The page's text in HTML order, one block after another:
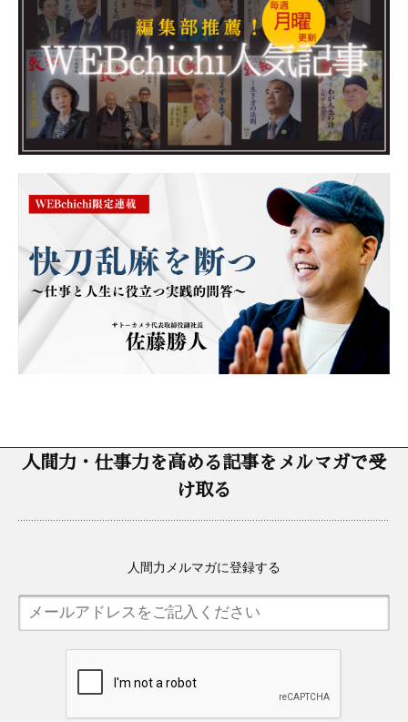
人間力・仕事力を高める記事をメルマガで受
け取る
人間力メルマガに登録する